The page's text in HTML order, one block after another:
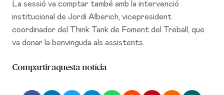
La sessió va comptar també amb la intervenció
institucional de Jordi Alberich, vicepresident
coordinador del Think Tank de Foment del Treball, que
va donar la benvinguda als assistents.
Compartir aquesta notícia